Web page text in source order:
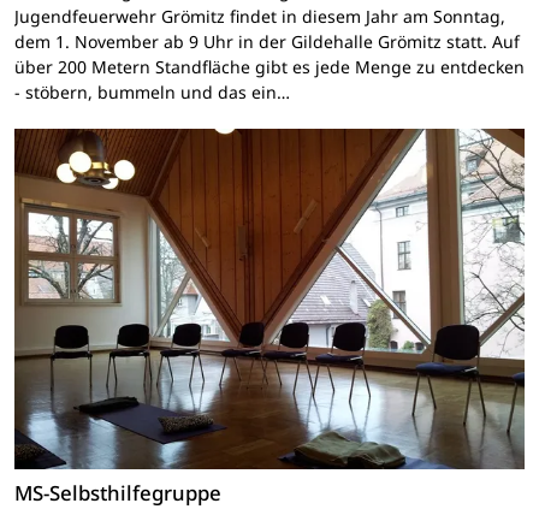
Jugendfeuerwehr Grömitz findet in diesem Jahr am Sonntag,
dem 1. November ab 9 Uhr in der Gildehalle Grömitz statt. Auf
über 200 Metern Standfläche gibt es jede Menge zu entdecken
- stöbern, bummeln und das ein…
MS-Selbsthilfegruppe